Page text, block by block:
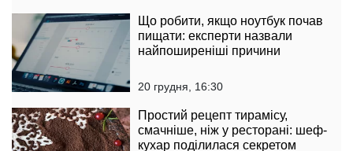
Що робити, якщо ноутбук почав
пищати: експерти назвали
найпоширеніші причини
20 грудня, 16:30
Простий рецепт тирамісу,
смачніше, ніж у ресторані: шеф-
кухар поділилася секретом